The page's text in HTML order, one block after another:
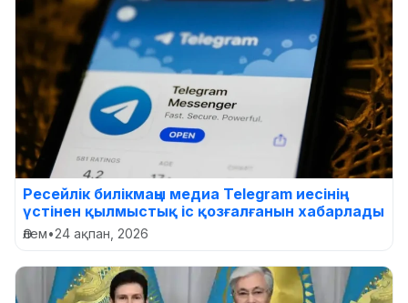
Ресейлік билікмаңы медиа Telegram иесінің
үстінен қылмыстық іс қозғалғанын хабарлады
Әлем•24 ақпан, 2026